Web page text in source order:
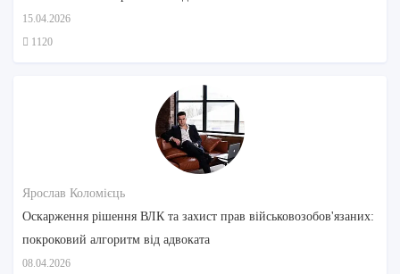
15.04.2026
1120
Ярослав Коломієць
Оскарження рішення ВЛК та захист прав військовозобов'язаних:
покроковий алгоритм від адвоката
08.04.2026